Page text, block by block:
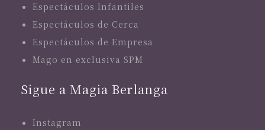
Espectáculos Infantiles
Espectáculos de Cerca
Espectáculos de Empresa
Mago en exclusiva SPM
Sigue a Magia Berlanga
Instagram